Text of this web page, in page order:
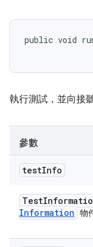
public void
執行測試，並向接
參數
testInfo
Test
Information 物